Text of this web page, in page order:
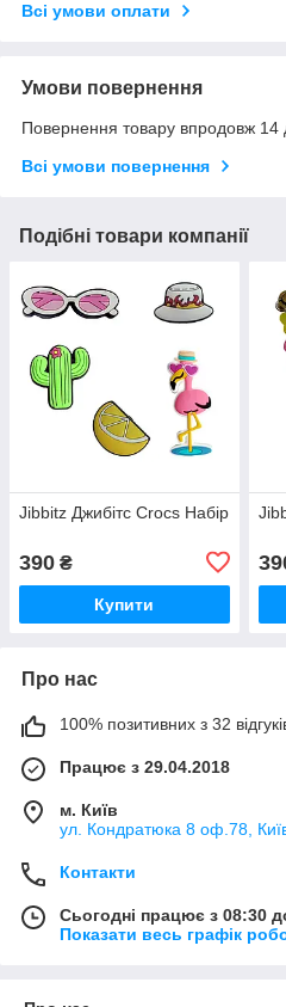
Всі умови оплати
Умови повернення
Повернення товару впродовж 14
Всі умови повернення
Подібні товари компанії
Jibbitz Джибітс Crocs Набір
390 ₴
Купити
Про нас
100% позитивних з 32
Працює з 29.04.2018
м. Київ
ул. Кондратюка 8 оф.78,
Контакти
Сьогодні працює з 08:30
Показати весь графік